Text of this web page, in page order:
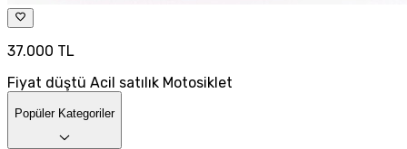
37.000 TL
Fiyat düştü Acil satılık Motosiklet
Popüler Kategoriler